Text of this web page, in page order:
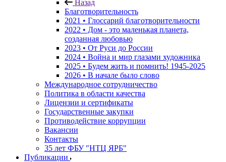
Назад
Благотворительность
2021 • Глоссарий благотворительности
2022 • Дом - это маленькая планета,
созданная любовью
2023 • От Руси до России
2024 • Война и мир глазами художника
2025 • Будем жить и помнить! 1945-2025
2026 • В начале было слово
Международное сотрудничество
Политика в области качества
Лицензии и сертификаты
Государственные закупки
Противодействие коррупции
Вакансии
Контакты
35 лет ФБУ "НТЦ ЯРБ"
Публикации